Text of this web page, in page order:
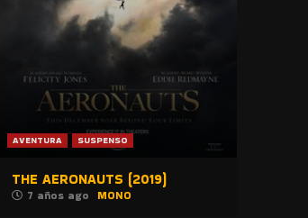
AVENTURA SUSPENSO
THE AERONAUTS (2019)
7 años ago MONO